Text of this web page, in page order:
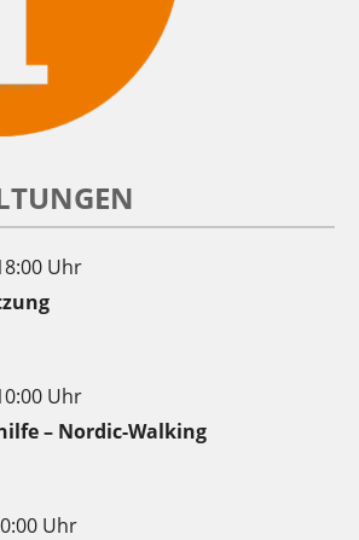
Uhr
Uhr
– Nordic-Walking
Uhr